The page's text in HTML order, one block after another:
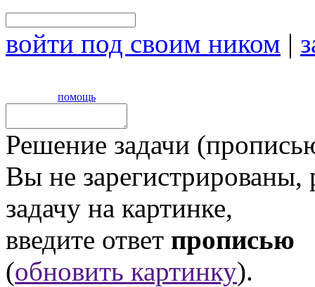
войти под своим ником |
помощь
Решение задачи
Вы не
задачу на картинке,
введите ответ прописью
(обновить картинку).